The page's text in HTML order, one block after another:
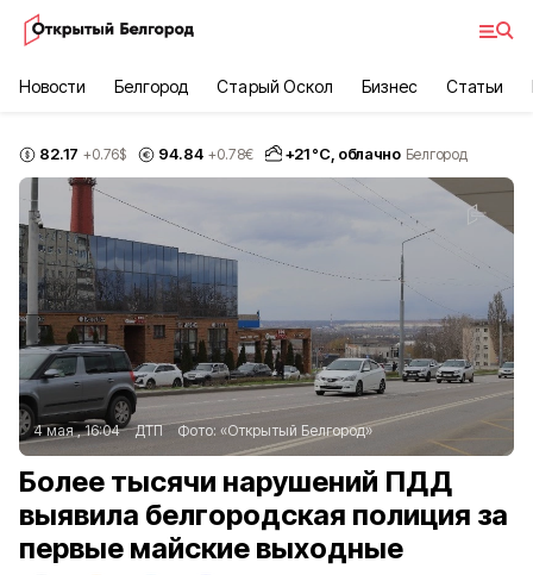
Новости Белгород Старый Оскол Бизнес Статьи
82.17 +0.76$ 94.84 +0.78€ +21°С, облачно Белгород
4 мая , 16:04 ДТП Фото: «Открытый Белгород»
Более тысячи нарушений ПДД
выявила белгородская полиция за
первые майские выходные